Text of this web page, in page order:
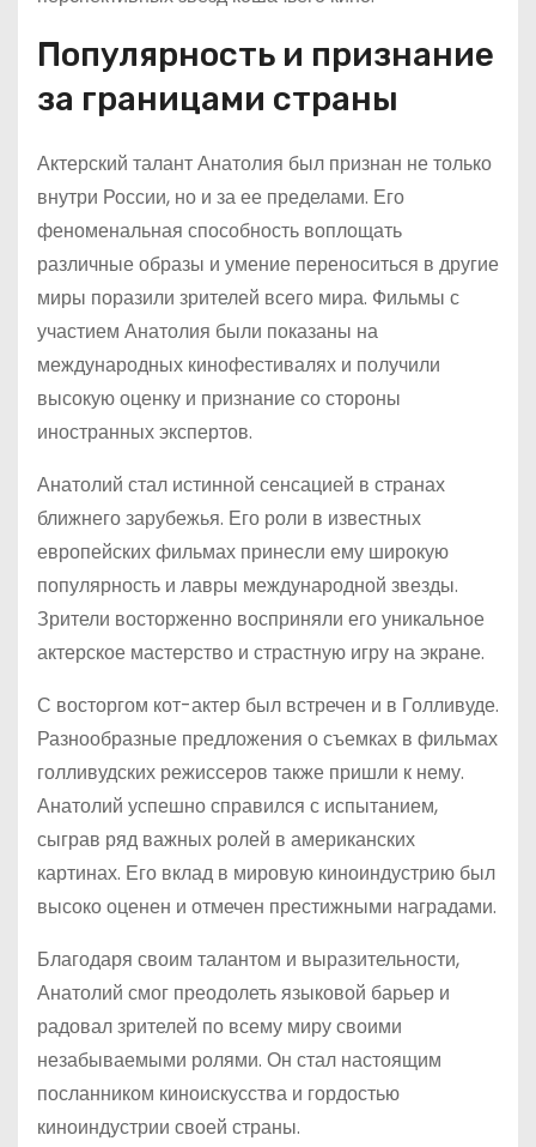
Популярность и признание
за границами страны
Актерский талант Анатолия был признан не только
внутри России, но и за ее пределами. Его
феноменальная способность воплощать
различные образы и умение переноситься в другие
миры поразили зрителей всего мира. Фильмы с
участием Анатолия были показаны на
международных кинофестивалях и получили
высокую оценку и признание со стороны
иностранных экспертов.
Анатолий стал истинной сенсацией в странах
ближнего зарубежья. Его роли в известных
европейских фильмах принесли ему широкую
популярность и лавры международной звезды.
Зрители восторженно восприняли его уникальное
актерское мастерство и страстную игру на экране.
С восторгом кот-актер был встречен и в Голливуде.
Разнообразные предложения о съемках в фильмах
голливудских режиссеров также пришли к нему.
Анатолий успешно справился с испытанием,
сыграв ряд важных ролей в американских
картинах. Его вклад в мировую киноиндустрию был
высоко оценен и отмечен престижными наградами.
Благодаря своим талантом и выразительности,
Анатолий смог преодолеть языковой барьер и
радовал зрителей по всему миру своими
незабываемыми ролями. Он стал настоящим
посланником киноискусства и гордостью
киноиндустрии своей страны.